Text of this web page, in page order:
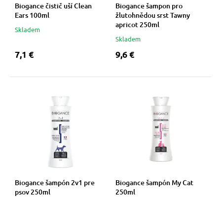
Biogance čistič uší Clean
Ears 100ml
Skladem
7,1 €
Biogance šampon pro
žlutohnědou srst Tawny
apricot 250ml
Skladem
9,6 €
Biogance šampón 2v1 pre
psov 250ml
Biogance šampón My Cat
250ml